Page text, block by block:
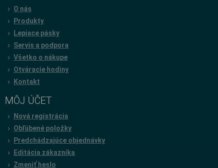
O nás
Produkty
Lepiace pásky
Servis a podpora
Všetko o nákupe
Otváracie hodiny
Kontakt
MÔJ ÚČET
Nová registrácia
Obľúbené položky
Predchádzajúce objednávky
Editácia zákazníka
Zmeniť heslo